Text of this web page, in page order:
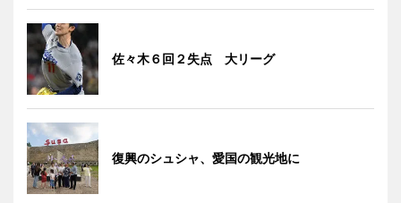
佐々木６回２失点 大リーグ
復興のシュシャ、愛国の観光地に